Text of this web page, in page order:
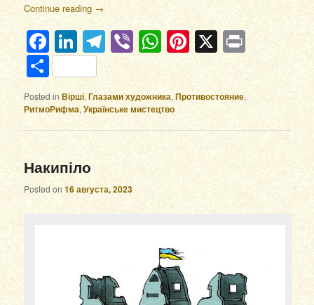
Continue reading →
Facebook
LinkedIn
Telegram
ViberWhatsApp
Pinterest
X
Отправить
Posted in Вірші,Глазами художника,Противостояние,
РитмоРифма,Українське мистецтво
Накипіло
Posted on16 августа, 2023